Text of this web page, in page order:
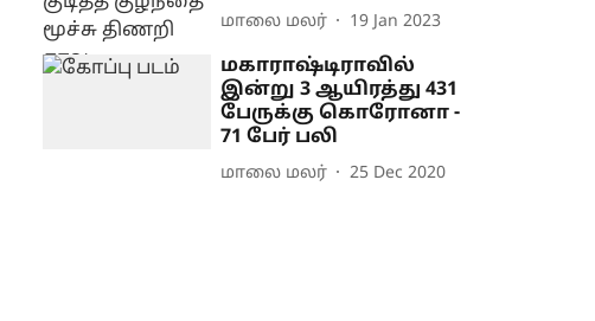
மாலை மலர் 19 Jan 2023
மகாராஷ்டிராவில்
இன்று 3 ஆயிரத்து 431
பேருக்கு கொரோனா -
71 பேர் பலி
மாலை மலர் 25 Dec 2020